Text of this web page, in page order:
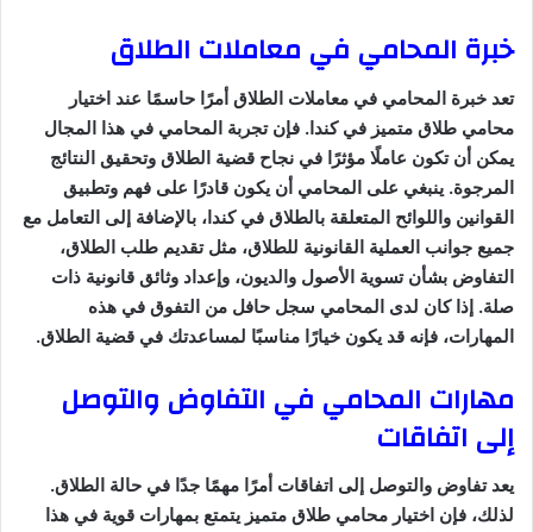
خبرة المحامي في معاملات الطلاق
تعد خبرة المحامي في معاملات الطلاق أمرًا حاسمًا عند اختيار
محامي طلاق متميز في كندا. فإن تجربة المحامي في هذا المجال
يمكن أن تكون عاملًا مؤثرًا في نجاح قضية الطلاق وتحقيق النتائج
المرجوة. ينبغي على المحامي أن يكون قادرًا على فهم وتطبيق
القوانين واللوائح المتعلقة بالطلاق في كندا، بالإضافة إلى التعامل مع
جميع جوانب العملية القانونية للطلاق، مثل تقديم طلب الطلاق،
التفاوض بشأن تسوية الأصول والديون، وإعداد وثائق قانونية ذات
صلة. إذا كان لدى المحامي سجل حافل من التفوق في هذه
المهارات، فإنه قد يكون خيارًا مناسبًا لمساعدتك في قضية الطلاق.
مهارات المحامي في التفاوض والتوصل
إلى اتفاقات
يعد تفاوض والتوصل إلى اتفاقات أمرًا مهمًا جدًا في حالة الطلاق.
لذلك، فإن اختيار محامي طلاق متميز يتمتع بمهارات قوية في هذا